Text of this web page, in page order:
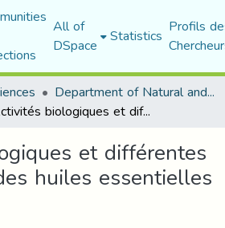
All of
DSpace Statistics Profils
Department of Natural and Life Sciences
Activités biologiques et différentes applications des huiles essentielles
et différentes
huiles essentielles